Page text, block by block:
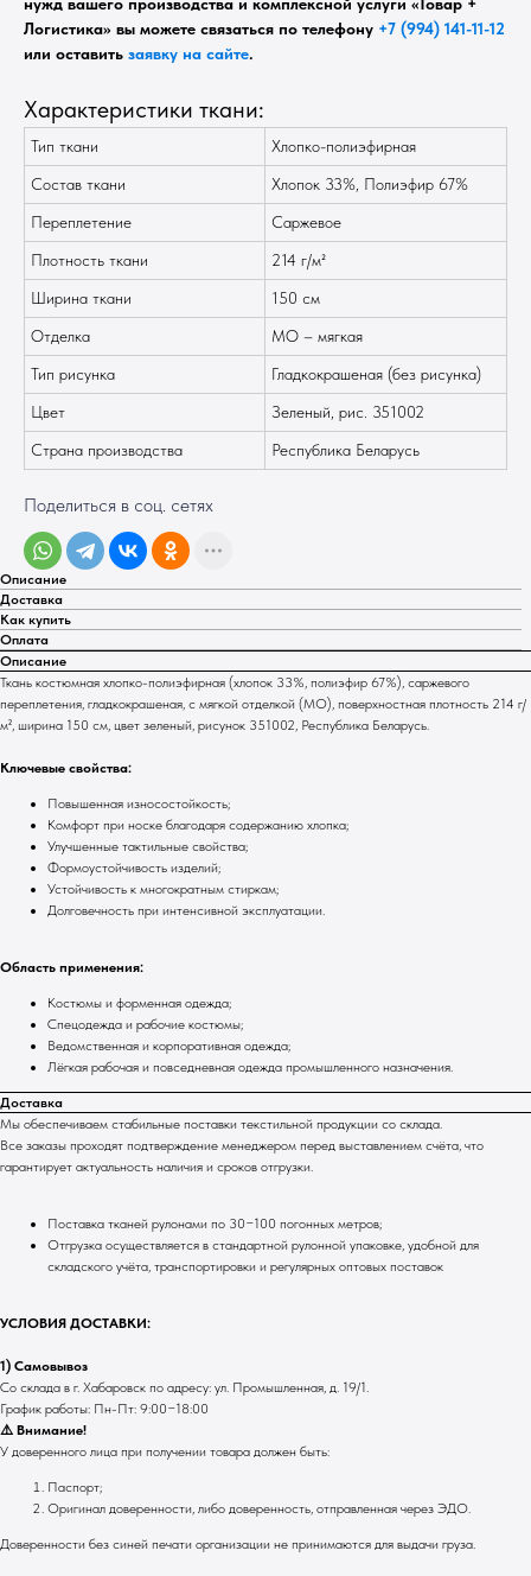
Логистика» вы можете связаться по телефону +7 (994) 141-11-12
или оставить заявку на сайте.
Характеристики ткани:
Тип ткани
Хлопко-полиэфирная
Состав ткани
Хлопок 33%, Полиэфир 67%
Переплетение
Саржевое
Плотность ткани
214 г/м²
Ширина ткани
150 см
Отделка
МО – мягкая
Тип рисунка
Гладкокрашеная (без рисунка)
Цвет
Зеленый, рис. 351002
Страна производства
Республика Беларусь
Поделиться в соц. сетях
Описание
Доставка
Как купить
Оплата
Описание
Ткань костюмная хлопко-полиэфирная (хлопок 33%, полиэфир 67%), саржевого
переплетения, гладкокрашеная, с мягкой отделкой (МО), поверхностная плотность 214 г/
м², ширина 150 см, цвет зеленый, рисунок 351002, Республика Беларусь.
Ключевые свойства:
Повышенная износостойкость;
Комфорт при носке благодаря содержанию хлопка;
Улучшенные тактильные свойства;
Формоустойчивость изделий;
Устойчивость к многократным стиркам;
Долговечность при интенсивной эксплуатации.
Область применения:
Костюмы и форменная одежда;
Спецодежда и рабочие костюмы;
Ведомственная и корпоративная одежда;
Лёгкая рабочая и повседневная одежда промышленного назначения.
Доставка
Мы обеспечиваем стабильные поставки текстильной продукции со склада.
Все заказы проходят подтверждение менеджером перед выставлением счёта, что
гарантирует актуальность наличия и сроков отгрузки.
Поставка тканей рулонами по 30−100 погонных метров;
Отгрузка осуществляется в стандартной рулонной упаковке, удобной для
складского учёта, транспортировки и регулярных оптовых поставок
УСЛОВИЯ ДОСТАВКИ:
1) Самовывоз
Со склада в г. Хабаровск по адресу: ул. Промышленная, д. 19/1.
График работы: Пн-Пт: 9:00−18:00
⚠️ Внимание!
У доверенного лица при получении товара должен быть:
Паспорт;
Оригинал доверенности, либо доверенность, отправленная через ЭДО.
Доверенности без синей печати организации не принимаются для выдачи груза.